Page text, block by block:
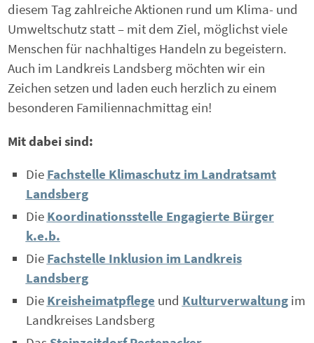
diesem Tag zahlreiche Aktionen rund um Klima- und
Umweltschutz statt – mit dem Ziel, möglichst viele
Menschen für nachhaltiges Handeln zu begeistern.
Auch im Landkreis Landsberg möchten wir ein
Zeichen setzen und laden euch herzlich zu einem
besonderen Familiennachmittag ein!
Mit dabei sind:
Die Fachstelle Klimaschutz im Landratsamt
Landsberg
Die Koordinationsstelle Engagierte Bürger
k.e.b.
Die Fachstelle Inklusion im Landkreis
Landsberg
Die Kreisheimatpflege und Kulturverwaltungim
Landkreises Landsberg